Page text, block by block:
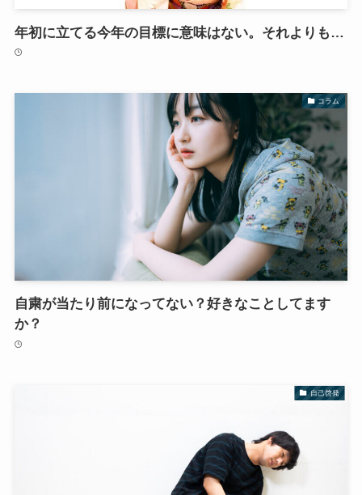
年初に立てる今年の目標に意味はない。それよりも…
コラム
自粛が当たり前になってない？好きなことしてます
か？
自己啓発